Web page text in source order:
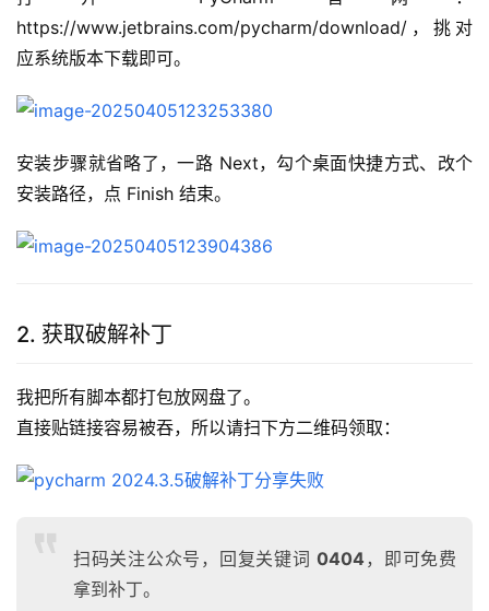
https://www.jetbrains.com/pycharm/download/，挑对
应系统版本下载即可。
安装步骤就省略了，一路 Next，勾个桌面快捷方式、改个
安装路径，点 Finish 结束。
2. 获取破解补丁
我把所有脚本都打包放网盘了。
直接贴链接容易被吞，所以请扫下方二维码领取：
扫码关注公众号，回复关键词0404 ，即可免费
拿到补丁。